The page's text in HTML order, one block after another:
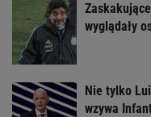
wyglądały
Nie tylko
wzywa